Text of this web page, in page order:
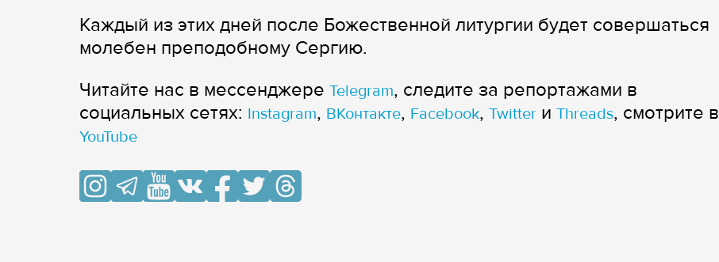
Каждый из этих дней после Божественной литургии будет совершаться
молебен преподобному Сергию.
Читайте нас в мессенджере Telegram, следите за репортажами в
cоциальных сетях: Instagram, ВКонтакте, Facebook, Twitter и Threads, смотрите в
YouTube